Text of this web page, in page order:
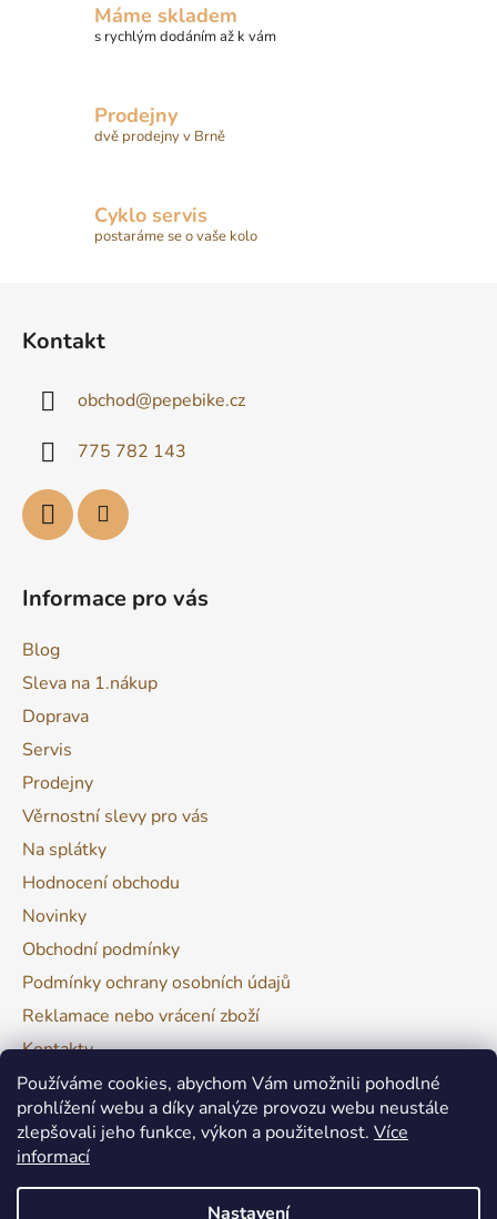
Používáme cookies, abychom Vám umožnili pohodlné
prohlížení webu a díky analýze provozu webu neustále
zlepšovali jeho funkce, výkon a použitelnost. Více
informací
Nastavení
Máme skladem
s rychlým dodáním až k vám
Prodejny
dvě prodejny v Brně
Cyklo servis
postaráme se o vaše kolo
Kontakt
obchod@pepebike.cz
775 782 143
Informace pro vás
Blog
Sleva na 1.nákup
Doprava
Servis
Prodejny
Věrnostní slevy pro vás
Na splátky
Hodnocení obchodu
Novinky
Obchodní podmínky
Podmínky ochrany osobních údajů
Reklamace nebo vrácení zboží
Kontakty
Moje objednávka
Facebook